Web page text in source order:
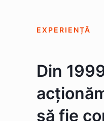
EXPERIENȚĂ
Din
să fie